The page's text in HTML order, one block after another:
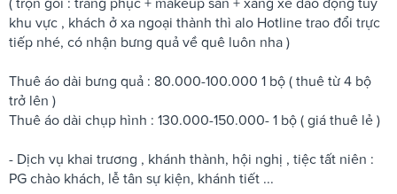
khu vực , khách ở xa ngoại thành thì alo Hotline trao đổi trực
tiếp nhé, có nhận bưng quả về quê luôn nha )
Thuê áo dài bưng quả : 80.000-100.000 1 bộ ( thuê từ 4 bộ
trở lên )
Thuê áo dài chụp hình : 130.000-150.000- 1 bộ ( giá thuê lẻ )
- Dịch vụ khai trương , khánh thành, hội nghị , tiệc tất niên :
PG chào khách, lễ tân sự kiện, khánh tiết ...